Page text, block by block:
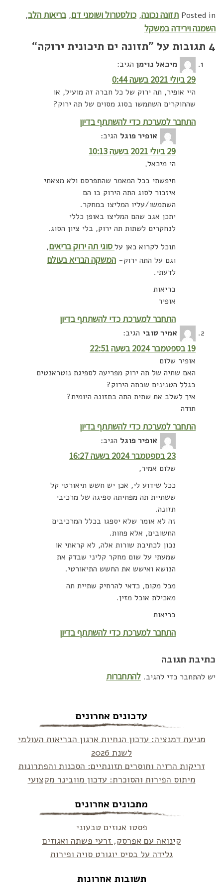
Posted in תזונה נכונה, כולסטרול ושומני דם,בריאות הלב,
השמנה וירידה במשקל
4 תגובות על ” תזונה ים תיכונית ירוקה“
מיכאל נוימן הגיב:
29 ביולי 2021 בשעה 0:44
היי אופיר, תה ירוק של כל חברה זה מועיל, או
שהחוקרים השתמשו בסוג מסוים של תה ירוק?
התחבר למערכת כדי להשתתף בדיון
אופיר פוגל הגיב:
29 ביולי 2021 בשעה 10:13
הי מיכאל,
חיפשתי בכל המאמר שהתפרסם ולא מצאתי
איזכור לסוג התה הירוק בו הם
השתמשו/עליו המליצו במחקר.
יתכן אגב שהם המליצו באופן כללי
לנחקרים לשתות תה ירוק, בלי ציון הסוג.
תוכל לקרוא כאן עלסוגי תה ירוק בריאים,
וגם על התה ירוק- המשקה הבריא בעולם
לדעתי.
בריאות
אופיר
התחבר למערכת כדי להשתתף בדיון
אמיר טובי הגיב:
19 בספטמבר 2024 בשעה 22:51
אופיר שלום
האם שתיה של תה ירוק מפריעה לספיגת נוטראנטים
בגלל הטנינים שבתה הירוק?
איך לשלב את שתית התה בתזונה היומית?
תודה
התחבר למערכת כדי להשתתף בדיון
אופיר פוגל הגיב:
23 בספטמבר 2024 בשעה 16:27
שלום אמיר,
ככל שידוע לי, אכן יש חשש תיאורטי קל
ששתיית תה מפחיתה ספיגה של מרכיבי
תזונה.
זה לא אומר שלא יספגו בכלל המרכיבים
החשובים, אלא פחות.
נכון לכתיבת שורות אלה, לא קראתי או
שמעתי על שום מחקר קליני שבדק את
הנושא ואישש את החשש התיאורטי.
מכל מקום, כדאי להרחיק שתיית תה
מאכילת אוכל מזין.
בריאות
התחבר למערכת כדי להשתתף בדיון
כתיבת תגובה
יש להתחבר כדי להגיב. להתחברות
עדכונים אחרונים
מניעת דמנציה: עדכון הנחיות ארגון הבריאות העולמי
לשנת 2026
זריקות הרזיה וחוסרים תזונתיים: הסכנות והפתרונות
מיתוס הפירות והסוכרת: עדכון מוובינר מקצועי
מתכונים אחרונים
פסטו אגוזים טבעוני
קינואה עם אפרסק, זרעי פשתה ואגוזים
גלידה על בסיס יוגורט סויה ופירות
תשובות אחרונות